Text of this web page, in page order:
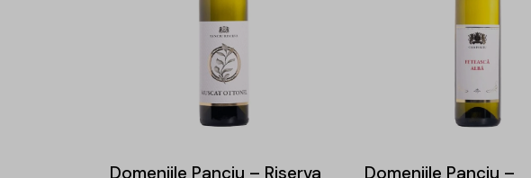
Domeniile Panciu – Riserva
Domeniile Panciu –